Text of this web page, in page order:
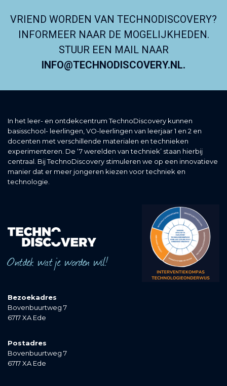
VRIEND WORDEN VAN TECHNODISCOVERY?
INFORMEER NAAR DE MOGELIJKHEDEN.
STUUR EEN MAIL NAAR
INFO@TECHNODISCOVERY.NL.
In het leer- en ontdekcentrum TechnoDiscovery kunnen
basisschool- leerlingen, VO-leerlingen van leerjaar 1 en 2 en
docenten met verschillende materialen en technieken
experimenteren. De ‘7 werelden van techniek’ staan hierbij
centraal. Bij TechnoDiscovery stimuleren we op een innovatieve
manier dat er meer jongeren kiezen voor techniek en
technologie.
Ontdek wat je worden wil!
Bezoekadres
Bovenbuurtweg 7
6717 XA Ede
Postadres
Bovenbuurtweg 7
6717 XA Ede